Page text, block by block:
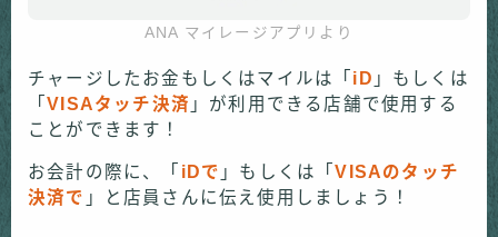
ANA マイレージアプリより
チャージしたお金もしくはマイルは「 iD 」もしくは
「VISAタッチ決済 」が利用できる店舗で使用する
ことができます！
お会計の際に、「 iDで 」もしくは「VISAのタッチ
決済で 」と店員さんに伝え使用しましょう！